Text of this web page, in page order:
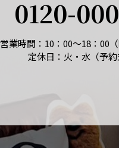
0120-
営業時間：10：00～18：00（
定休日：火・水（予約